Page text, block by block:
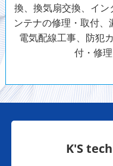
換、換気扇交換、イ
ンテナの修理・取付、
電気配線工事、防犯カ
付・修
K'S